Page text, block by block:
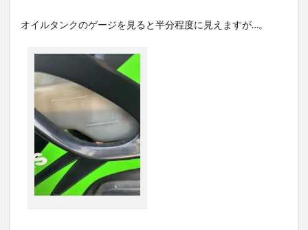
オイルタンクのゲージを見ると半分程度に見えますが…。